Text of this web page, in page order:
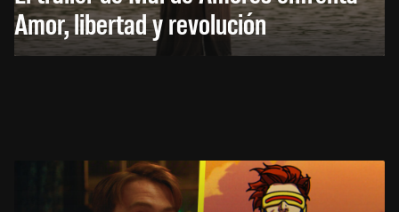
Amor, libertad y revolución